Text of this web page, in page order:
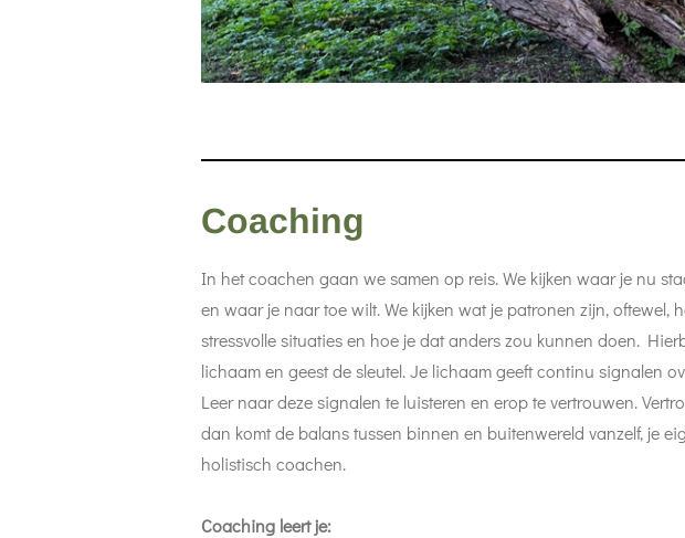
Coaching
In het coachen gaan we samen op reis. We kijken waar je nu
en waar je naar toe wilt. We kijken wat je patronen zijn, oftewel,
stressvolle situaties en hoe je dat anders zou kunnen doen.
lichaam en geest de sleutel. Je lichaam geeft continu signalen
Leer naar deze signalen te luisteren en erop te vertrouwen.
dan komt de balans tussen binnen en buitenwereld vanzelf, je
holistisch coachen.
Coaching leert je: